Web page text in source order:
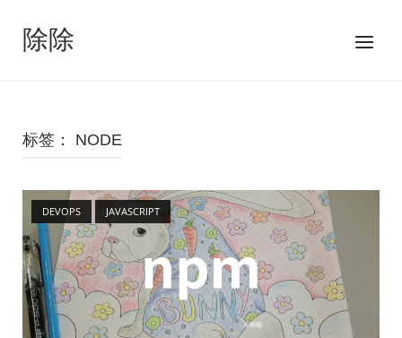
除除
菜
标签： NODE
DEVOPS JAVASCRIPT
Open post